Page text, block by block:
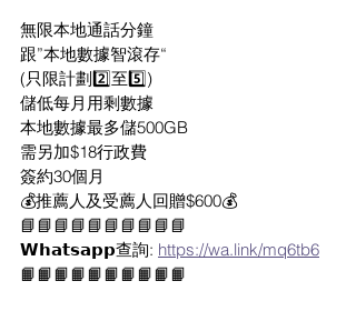
無限本地通話分鐘
跟”本地數據智滾存“
(只限計劃2️⃣至5️⃣)
儲低每月用剩數據
本地數據最多儲500GB
需另加$18行政費
簽約30個月
💰推薦人及受薦人回贈$600💰
📘📘📘📘📘📘📘📘📘📘
𝗪𝗵𝗮𝘁𝘀𝗮𝗽𝗽查詢: https://wa.link/mq6tb6
📙📙📙📙📙📙📙📙📙📙